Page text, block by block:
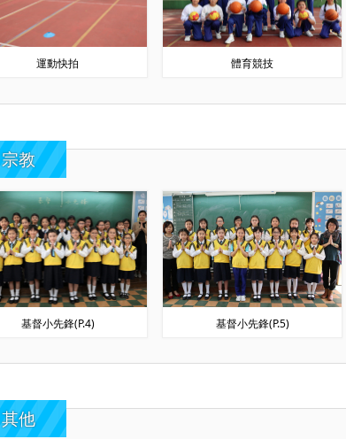
運動快拍 體育競技
宗教
基督小先鋒(P.4) 基督小先鋒(P.5)
其他